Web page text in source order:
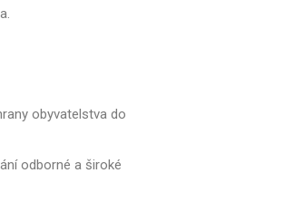
obyvatelstva do
odborné a široké